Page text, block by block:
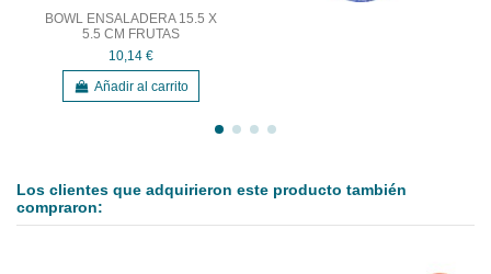
BOWL ENSALADERA 15.5 X
5.5 CM FRUTAS
10,14 €
Añadir al carrito
Los clientes que adquirieron este producto también
compraron: